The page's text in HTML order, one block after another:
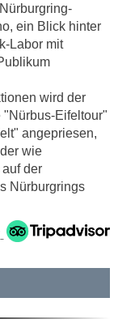
ein Blick hinter
Labor mit
wird der
"Nürbus-Eifeltour"
angepriesen,
wie
der
Nürburgrings